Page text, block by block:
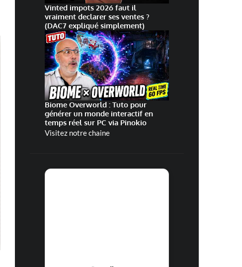
Vinted impots 2026 faut il
vraiment declarer ses ventes ?
(DAC7 expliqué simplement)
Biome Overworld : Tuto pour
générer un monde interactif en
temps réel sur PC via Pinokio
Visitez notre chaine